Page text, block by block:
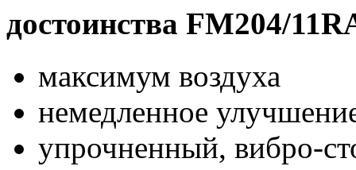
достоинства FM204/
максимум воздуха
немедленное
упрочненный, вибро-